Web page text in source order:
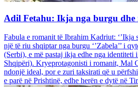
Adil Fetahu: Ikja nga burgu dhe
Fabula e romanit të Ibrahim Kadriut: ‘’Ikja
një të riu shqiptar nga burgu ‘’Zabela’’ i
(Serbi), e më pastaj ikja edhe nga identiteti
Shqipëri). Kryeprotagonisti i romanit, Mal
ndonjë ideal, por e zuri taksirati që u
e parë në Prishtinë, edhe herën e dytë në